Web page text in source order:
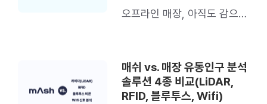
오프라인 매장, 아직도 감으로
매쉬 vs. 매장 유동인구 분석
솔루션 4종 비교(LiDAR,
RFID, 블루투스, Wifi)